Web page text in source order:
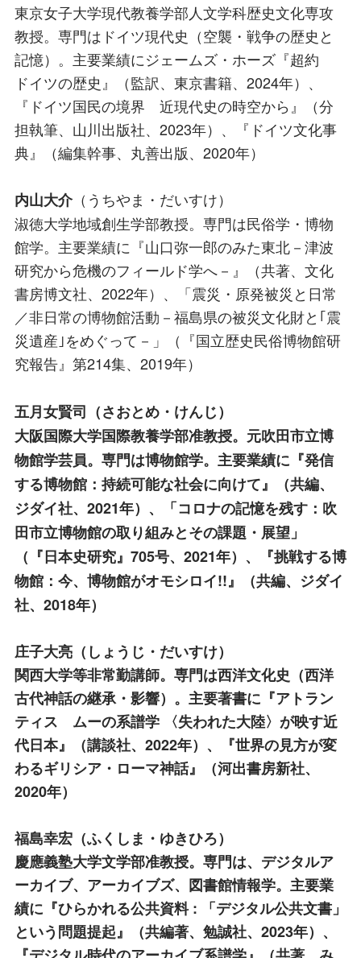
東京女子大学現代教養学部人文学科歴史文化専攻
教授。専門はドイツ現代史（空襲・戦争の歴史と
記憶）。主要業績にジェームズ・ホーズ『超約
ドイツの歴史』（監訳、東京書籍、2024年）、
『ドイツ国民の境界 近現代史の時空から』（分
担執筆、山川出版社、2023年）、『ドイツ文化事
典』（編集幹事、丸善出版、2020年）
内山大介（うちやま・だいすけ）
淑徳大学地域創生学部教授。専門は民俗学・博物
館学。主要業績に『山口弥一郎のみた東北－津波
研究から危機のフィールド学へ－』（共著、文化
書房博文社、2022年）、「震災・原発被災と日常
／非日常の博物館活動－福島県の被災文化財と｢震
災遺産｣をめぐって－」（『国立歴史民俗博物館研
究報告』第214集、2019年）
五月女賢司 （さおとめ・けんじ）
大阪国際大学国際教養学部准教授。元吹田市立博
物館学芸員。専門は博物館学。主要業績に『発信
する博物館：持続可能な社会に向けて』（共編、
ジダイ社、2021年）、「コロナの記憶を残す：吹
田市立博物館の取り組みとその課題・展望」
（『日本史研究』705号、2021年）、『挑戦する博
物館：今、博物館がオモシロイ!!』（共編、ジダイ
社、2018年）
庄子大亮 （しょうじ・だいすけ）
関西大学等非常勤講師。専門は西洋文化史（西洋
古代神話の継承・影響）。主要著書に『アトラン
ティス゠ムーの系譜学 〈失われた大陸〉が映す近
代日本』（講談社、2022年）、『世界の見方が変
わるギリシア・ローマ神話』（河出書房新社、
2020年）
福島幸宏 （ふくしま・ゆきひろ）
慶應義塾大学文学部准教授。専門は、デジタルア
ーカイブ、アーカイブズ、図書館情報学。主要業
績に『ひらかれる公共資料 : 「デジタル公共文書」
という問題提起』（共編著、勉誠社、2023年）、